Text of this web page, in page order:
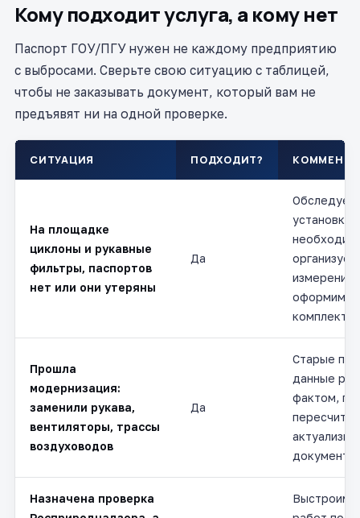
Кому подходит услуга, а кому нет
Паспорт ГОУ/ПГУ нужен не каждому предприятию
с выбросами. Сверьте свою ситуацию с таблицей,
чтобы не заказывать документ, который вам не
предъявят ни на одной проверке.
СИТУАЦИЯ ПОДХОДИТ?
На площадке
циклоны и рукавные
фильтры, паспортов
нет или они утеряны
Да
Обследуем
установки,
организуем
измерения
оформим
комплект.
Прошла
модернизация:
заменили рукава,
вентиляторы, трассы
воздуховодов
Да
Старые
данные
фактом,
документ.
Назначена проверка
Выстроим